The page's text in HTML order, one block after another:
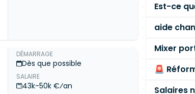
DÉMARRAGE
Dès que possible
SALAIRE
43k-50k €⁄an
Salaires